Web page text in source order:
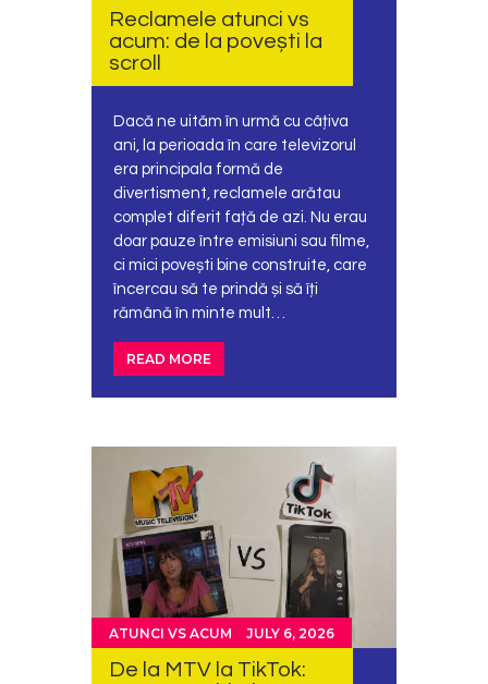
Reclamele atunci vs
acum: de la povești la
scroll
Dacă ne uităm în urmă cu câțiva
ani, la perioada în care televizorul
era principala formă de
divertisment, reclamele arătau
complet diferit față de azi. Nu erau
doar pauze între emisiuni sau filme,
ci mici povești bine construite, care
încercau să te prindă și să îți
rămână în minte mult…
READ MORE
ATUNCI VS ACUM JULY 6, 2026
De la MTV la TikTok: